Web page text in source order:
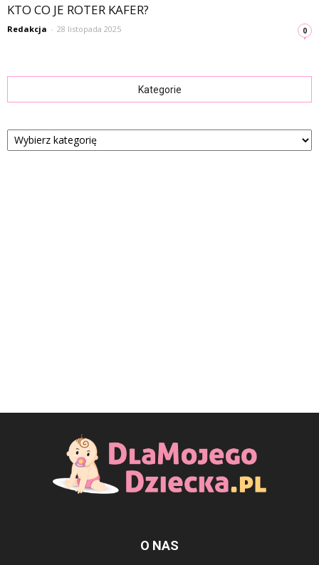
KTO CO JE ROTER KAFER?
Redakcja - 28 listopada 2025 0
Kategorie
Kategorie
O NAS